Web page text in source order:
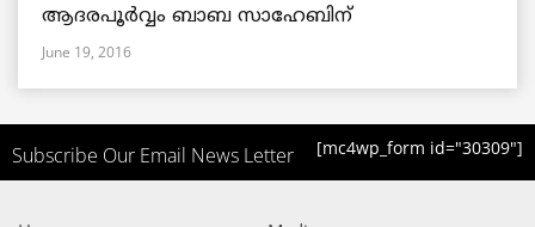
ആദരപൂര്‍വ്വം ബാബ സാഹേബിന്
June 19, 2016
Subscribe Our Email News Letter [mc4wp_form id="30309"]